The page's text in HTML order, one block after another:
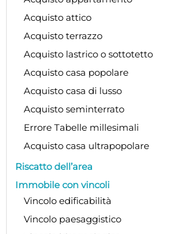
Acquisto attico
Acquisto terrazzo
Acquisto lastrico o sottotetto
Acquisto casa popolare
Acquisto casa di lusso
Acquisto seminterrato
Errore Tabelle millesimali
Acquisto casa ultrapopolare
Riscatto dell’area
Immobile con vincoli
Vincolo edificabilità
Vincolo paesaggistico